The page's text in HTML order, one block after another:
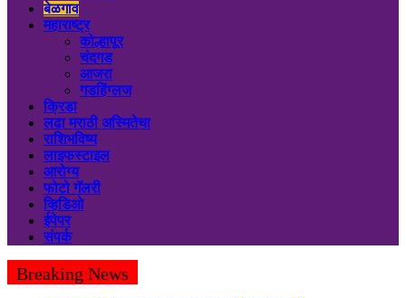
बेळगाव
महाराष्ट्र
कोल्हापूर
चंदगड
आजरा
गडहिंग्लज
क्रिडा
लढा मराठी अस्मितेचा
राशिभविष्य
लाइफस्टाइल
आरोग्य
फोटो गॅलरी
व्हिडिओ
ईपेपर
संपर्क
Breaking News